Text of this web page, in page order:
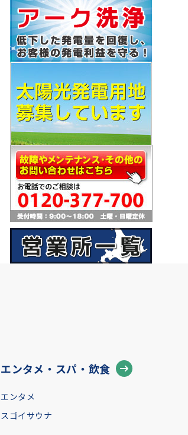
エンタメ・スパ・飲食
エンタメ
スゴイサウナ